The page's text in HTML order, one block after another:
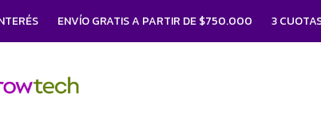
ENVÍO GRATIS A PARTIR DE $750.000 3 CUOTAS SIN